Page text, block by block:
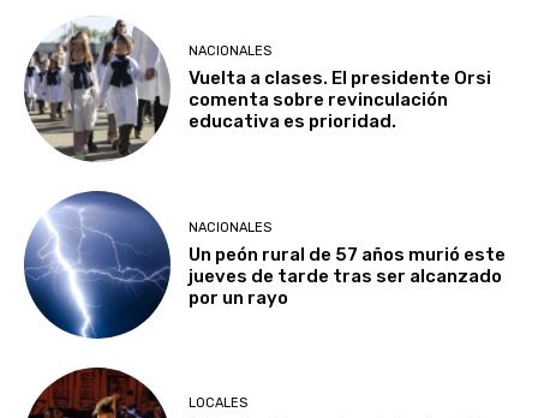
NACIONALES
Vuelta a clases. El presidente Orsi
comenta sobre revinculación
educativa es prioridad.
NACIONALES
Un peón rural de 57 años murió este
jueves de tarde tras ser alcanzado
por un rayo
LOCALES